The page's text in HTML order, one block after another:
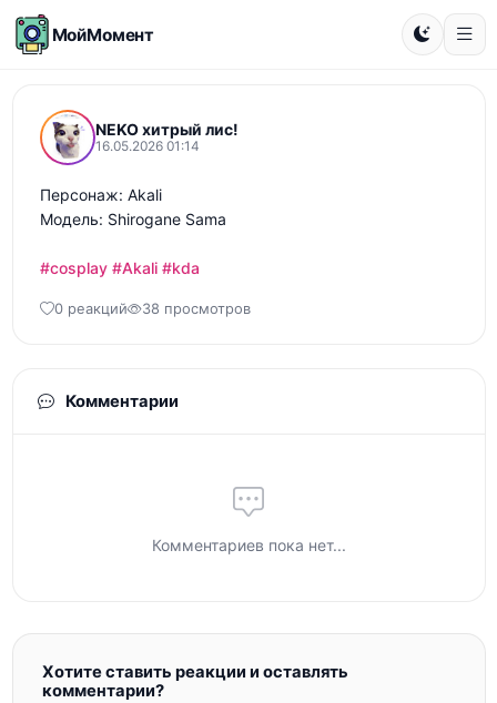
МойМомент
NEKO хитрый лис!
16.05.2026 01:14
Персонаж: Akali
Модель: Shirogane Sama
#cosplay #Akali #kda
0 реакций 38 просмотров
Комментарии
Комментариев пока нет...
Хотите ставить реакции и оставлять
комментарии?